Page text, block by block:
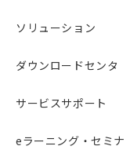
ソリューション
ダウンロードセンタ
サービスサポート
eラーニング・セミナ